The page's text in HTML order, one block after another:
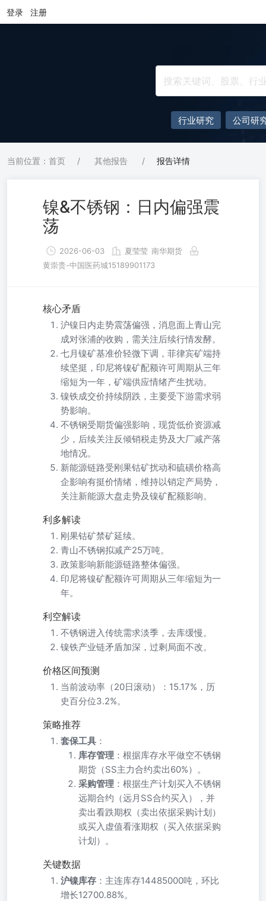
登录 注册
行业研究 公司研
当前位置：首页 / 其他报告 / 报告详情
镍&不锈钢：日内偏强震
荡
2026-06-03 夏莹莹 南华期货
黄崇贵-中国医药城15189901173
核心矛盾
沪镍日内走势震荡偏强，消息面上青山完
成对张浦的收购，需关注后续行情发酵。
七月镍矿基准价轻微下调，菲律宾矿端持
续坚挺，印尼将镍矿配额许可周期从三年
缩短为一年，矿端供应情绪产生扰动。
镍铁成交价持续阴跌，主要受下游需求弱
势影响。
不锈钢受期货偏强影响，现货低价资源减
少，后续关注反倾销税走势及大厂减产落
地情况。
新能源链路受刚果钴矿扰动和硫磺价格高
企影响有挺价情绪，维持以销定产局势，
关注新能源大盘走势及镍矿配额影响。
利多解读
刚果钴矿禁矿延续。
青山不锈钢拟减产25万吨。
政策影响新能源链路整体偏强。
印尼将镍矿配额许可周期从三年缩短为一
年。
利空解读
不锈钢进入传统需求淡季，去库缓慢。
镍铁产业链矛盾加深，过剩局面不改。
价格区间预测
当前波动率（20日滚动）：15.17%，历
史百分位3.2%。
策略推荐
套保工具 ：
库存管理 ：根据库存水平做空不锈钢
期货（SS主力合约卖出60%）。
采购管理 ：根据生产计划买入不锈钢
远期合约（远月SS合约买入），并
卖出看跌期权（卖出依据采购计划）
或买入虚值看涨期权（买入依据采购
计划）。
关键数据
沪镍库存 ：主连库存14485000吨，环比
增长12700.88%。